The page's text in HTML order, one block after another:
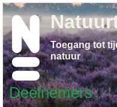
Deelnemers
Toegang tot
natuur